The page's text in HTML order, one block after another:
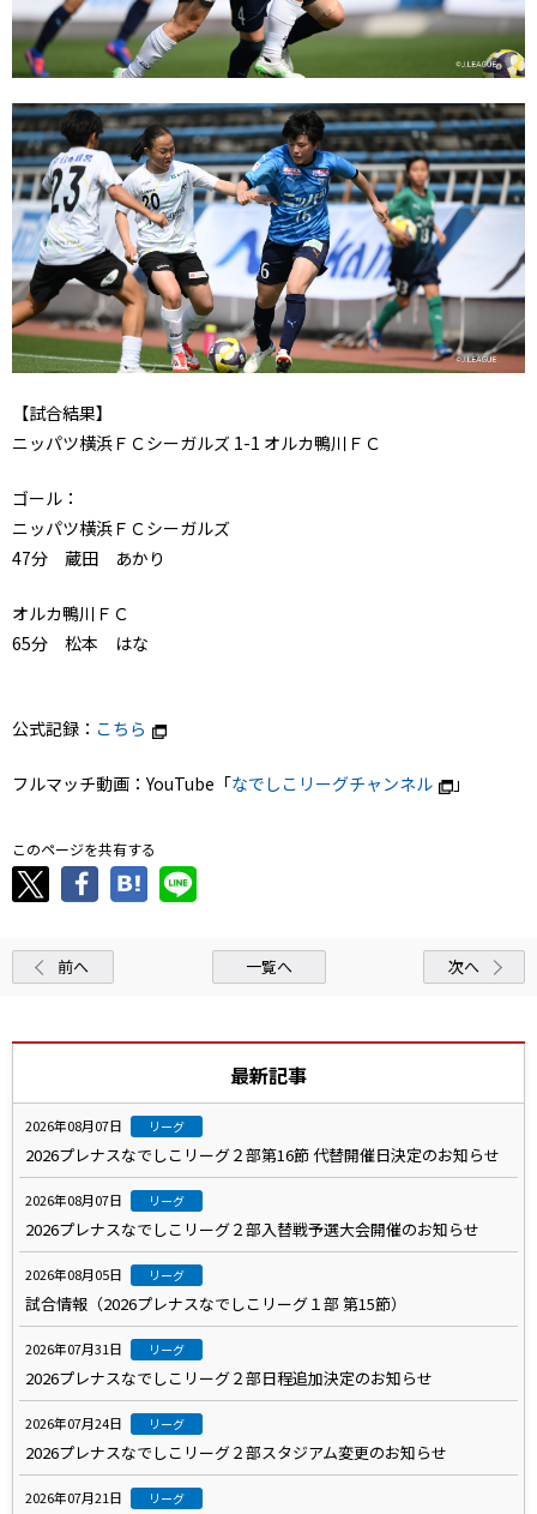
【試合結果】
ニッパツ横浜ＦＣシーガルズ 1-1 オルカ鴨川ＦＣ
ゴール：
ニッパツ横浜ＦＣシーガルズ
47分 蔵田 あかり
オルカ鴨川ＦＣ
65分 松本 はな
公式記録： こちら
フルマッチ動画：YouTube「なでしこリーグチャンネル 」
このページを共有する
前へ 一覧へ 次へ
最新記事
2026年08月07日 リーグ
2026プレナスなでしこリーグ２部第16節 代替開催日決定のお知らせ
2026年08月07日 リーグ
2026プレナスなでしこリーグ２部入替戦予選大会開催のお知らせ
2026年08月05日 リーグ
試合情報（2026プレナスなでしこリーグ１部 第15節）
2026年07月31日 リーグ
2026プレナスなでしこリーグ２部日程追加決定のお知らせ
2026年07月24日 リーグ
2026プレナスなでしこリーグ２部スタジアム変更のお知らせ
2026年07月21日 リーグ